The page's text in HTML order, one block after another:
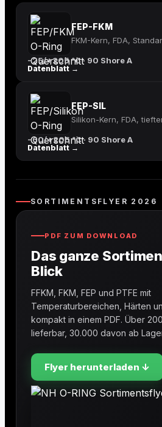
FEP-FKM
FKM-Kern, FDA,
−25/+205 °C · 90 Shore A
Datenblatt →
FEP-SIL
Silikon-Kern, FDA,
−60/+205 °C · 90 Shore A
Datenblatt →
SORTIMENTSFLYER 2026
PDF ZUM DOWNLOAD
Das ganze
Blick
FFKM, FKM, FEP und PTFE mit
Temperaturbereichen, Härten
kompakt in einem PDF. Über
lieferbar, 30.000 davon ab
Flyer herunterladen ↓